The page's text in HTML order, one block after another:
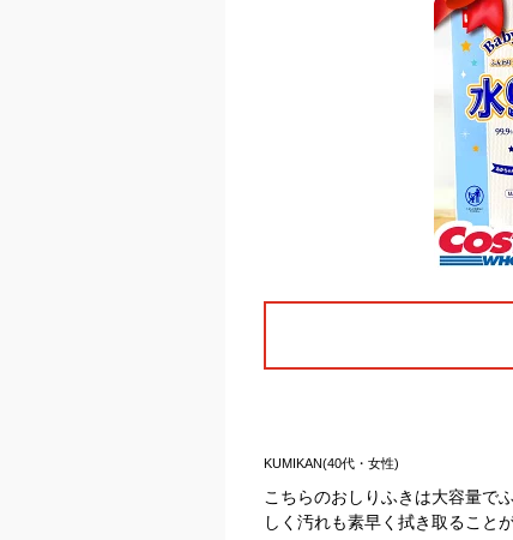
KUMIKAN(40代・女性)
こちらのおしりふきは大容量で
しく汚れも素早く拭き取ること